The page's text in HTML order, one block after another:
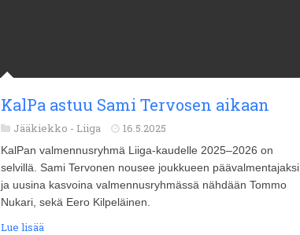
KalPa astuu Sami Tervosen aikaan
Jääkiekko - Liiga 16.5.2025
KalPan valmennusryhmä Liiga-kaudelle 2025–2026 on
selvillä. Sami Tervonen nousee joukkueen päävalmentajaksi
ja uusina kasvoina valmennusryhmässä nähdään Tommo
Nukari, sekä Eero Kilpeläinen.
Lue lisää